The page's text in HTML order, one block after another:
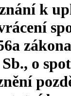
k
zákona
Sb., o